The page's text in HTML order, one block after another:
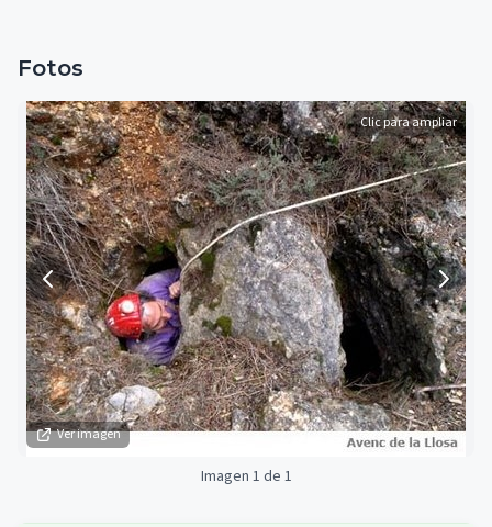
Fotos
Ver imagen
Clic para ampliar
Imagen 1 de 1